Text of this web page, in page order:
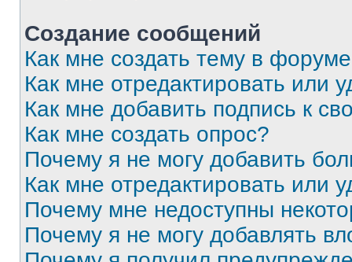
Создание сообщений
Как мне создать тему в
Как мне отредактировать или
Как мне добавить подпись к
Как мне создать опрос?
Почему я не могу добавить
Как мне отредактировать или
Почему мне недоступны
Почему я не могу добавлять